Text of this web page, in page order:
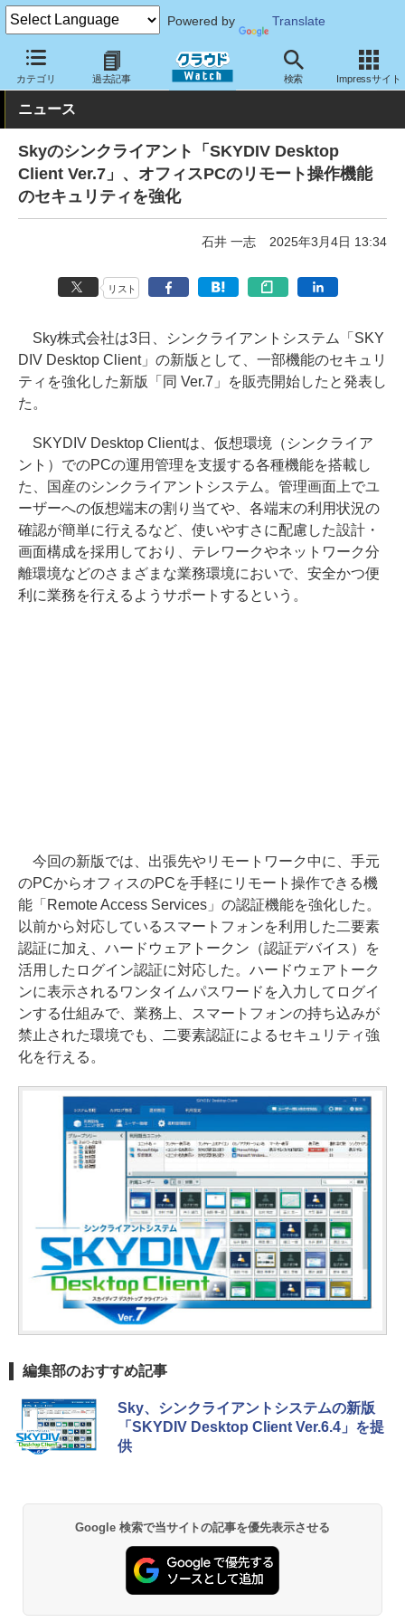
Powered by Translate
カテゴリ 過去記事 検索 Impressサイト
クラウド Watch サービス・ソフト ソフトウェア 仮想化
ニュース
Skyのシンクライアント「SKYDIV Desktop
Client Ver.7」、オフィスPCのリモート操作機能
のセキュリティを強化
石井 一志 2025年3月4日 13:34
リスト
Sky株式会社は3日、シンクライアントシステム「SKY
DIV Desktop Client」の新版として、一部機能のセキュリ
ティを強化した新版「同 Ver.7」を販売開始したと発表し
た。
SKYDIV Desktop Clientは、仮想環境（シンクライア
ント）でのPCの運用管理を支援する各種機能を搭載し
た、国産のシンクライアントシステム。管理画面上でユ
ーザーへの仮想端末の割り当てや、各端末の利用状況の
確認が簡単に行えるなど、使いやすさに配慮した設計・
画面構成を採用しており、テレワークやネットワーク分
離環境などのさまざまな業務環境においで、安全かつ便
利に業務を行えるようサポートするという。
今回の新版では、出張先やリモートワーク中に、手元
のPCからオフィスのPCを手軽にリモート操作できる機
能「Remote Access Services」の認証機能を強化した。
以前から対応しているスマートフォンを利用した二要素
認証に加え、ハードウェアトークン（認証デバイス）を
活用したログイン認証に対応した。ハードウェアトーク
ンに表示されるワンタイムパスワードを入力してログイ
ンする仕組みで、業務上、スマートフォンの持ち込みが
禁止された環境でも、二要素認証によるセキュリティ強
化を行える。
編集部のおすすめ記事
Sky、シンクライアントシステムの新版
「SKYDIV Desktop Client Ver.6.4」を提
供
Google 検索で当サイトの記事を優先表示させる